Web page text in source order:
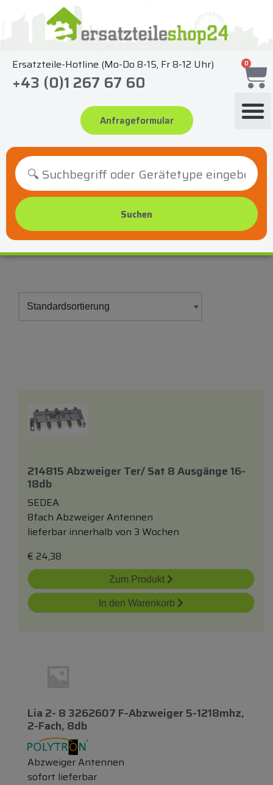
springen
Ersatzteile-Hotline (Mo-Do 8-15, Fr 8-12 Uhr)
+43 (0)1 267 67 60
Anfrageformular
0
214815 Abzweiger Ter/ Sat 8 Ausgänge 16-
18db
SEDEA
8fach Abzweiger Antennen
lieferbar innerhalb von 3 Wochen
€ 24,38
Zum Produkt
In den Warenkorb
Lia 2- 8 3262607 F-Abzweiger 5-1218mhz,
2-Fach, 8db
Abzweiger Antennen
sofort lieferbar